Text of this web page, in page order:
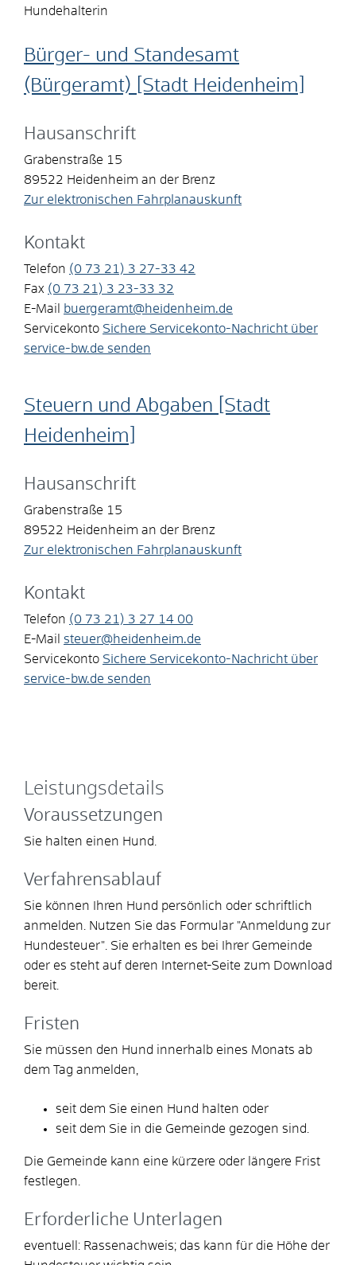
Hundehalterin
Bürger- und Standesamt
(Bürgeramt) [Stadt Heidenheim]
Hausanschrift
Grabenstraße 15
89522 Heidenheim an der Brenz
Zur elektronischen Fahrplanauskunft
Kontakt
Telefon (0 73 21) 3 27-33 42
Fax (0 73 21) 3 23-33 32
E-Mail
buergeramt@heidenheim.de
Servicekonto Sichere Servicekonto-Nachricht über
service-bw.de senden
Steuern und Abgaben [Stadt
Heidenheim]
Hausanschrift
Grabenstraße 15
89522 Heidenheim an der Brenz
Zur elektronischen Fahrplanauskunft
Kontakt
Telefon (0 73 21) 3 27 14 00
E-Mail steuer@heidenheim.de
Servicekonto Sichere Servicekonto-Nachricht über
service-bw.de senden
Leistungsdetails
Voraussetzungen
Sie halten einen Hund.
Verfahrensablauf
Sie können Ihren Hund persönlich oder schriftlich
anmelden.
Nutzen Sie das Formular "Anmeldung zur
Hundesteuer". Sie erhalten es bei Ihrer Gemeinde
oder es steht auf deren Internet-Seite zum Download
bereit.
Fristen
Sie müssen den Hund innerhalb eines Monats ab
dem Tag anmelden,
seit dem Sie einen Hund halten oder
seit dem Sie in die Gemeinde gezogen sind.
Die Gemeinde kann eine kürzere oder längere Frist
festlegen.
Erforderliche Unterlagen
eventuell: Rassenachweis; das kann für die Höhe der